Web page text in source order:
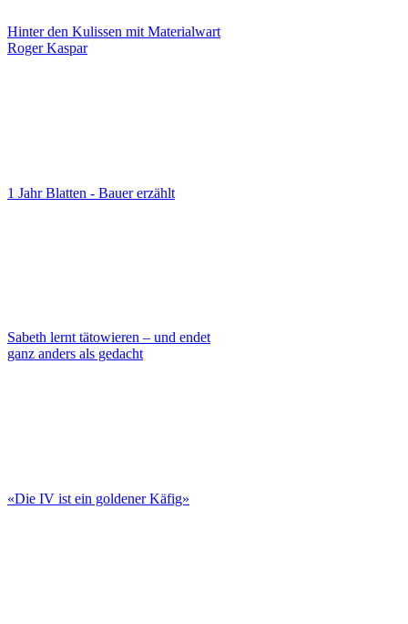
Hinter den Kulissen mit Materialwart
Roger Kaspar
1 Jahr Blatten - Bauer erzählt
Sabeth lernt tätowieren – und endet
ganz anders als gedacht
«Die IV ist ein goldener Käfig»